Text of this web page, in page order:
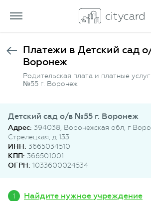
Платежи в Детский сад
Воронеж
Родительская плата и платные
№55 г. Воронеж
Детский сад о/в №55 г. Воронеж
Адрес: 394038, Воронежская обл, г
Стрелецкая, д 133
ИНН: 3665034510
КПП: 366501001
ОГРН: 1033600024534
Найдите нужное учреждение